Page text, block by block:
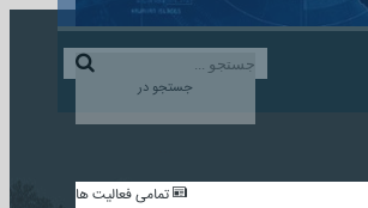
جستجو در
تمامی فعالیت ها